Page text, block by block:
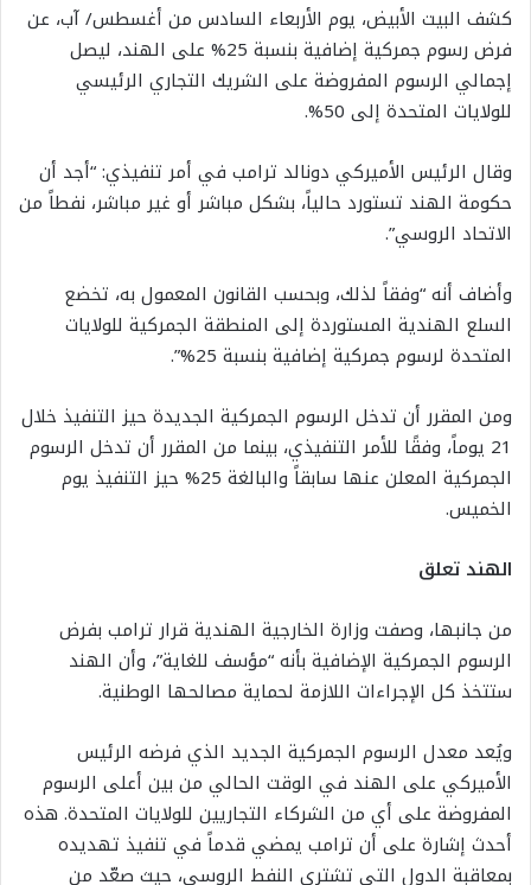
كشف البيت الأبيض، يوم الأربعاء السادس من أغسطس/ آب، عن
فرض رسوم جمركية إضافية بنسبة 25% على الهند، ليصل
إجمالي الرسوم المفروضة على الشريك التجاري الرئيسي
للولايات المتحدة إلى 50%.
وقال الرئيس الأميركي دونالد ترامب في أمر تنفيذي: “أجد أن
حكومة الهند تستورد حالياً، بشكل مباشر أو غير مباشر، نفطاً من
الاتحاد الروسي”.
وأضاف أنه “وفقاً لذلك، وبحسب القانون المعمول به، تخضع
السلع الهندية المستوردة إلى المنطقة الجمركية للولايات
المتحدة لرسوم جمركية إضافية بنسبة 25%”.
ومن المقرر أن تدخل الرسوم الجمركية الجديدة حيز التنفيذ خلال
21 يوماً، وفقًا للأمر التنفيذي، بينما من المقرر أن تدخل الرسوم
الجمركية المعلن عنها سابقاً والبالغة 25% حيز التنفيذ يوم
الخميس.
الهند تعلق
من جانبها، وصفت وزارة الخارجية الهندية قرار ترامب بفرض
الرسوم الجمركية الإضافية بأنه “مؤسف للغاية”، وأن الهند
ستتخذ كل الإجراءات اللازمة لحماية مصالحها الوطنية.
ويُعد معدل الرسوم الجمركية الجديد الذي فرضه الرئيس
الأميركي على الهند في الوقت الحالي من بين أعلى الرسوم
المفروضة على أي من الشركاء التجاريين للولايات المتحدة. هذه
أحدث إشارة على أن ترامب يمضي قدماً في تنفيذ تهديده
بمعاقبة الدول التي تشتري النفط الروسي، حيث صعّد من